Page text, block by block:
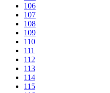
106
107
108
109
110
111
112
113
114
115